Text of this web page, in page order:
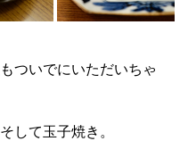
ついでにいただいちゃ
して玉子焼き。